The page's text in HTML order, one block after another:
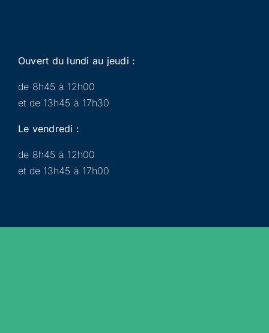
Ouvert du lundi au jeudi :
de 8h45 à 12h00
et de 13h45 à 17h30
Le vendredi :
de 8h45 à 12h00
et de 13h45 à 17h00